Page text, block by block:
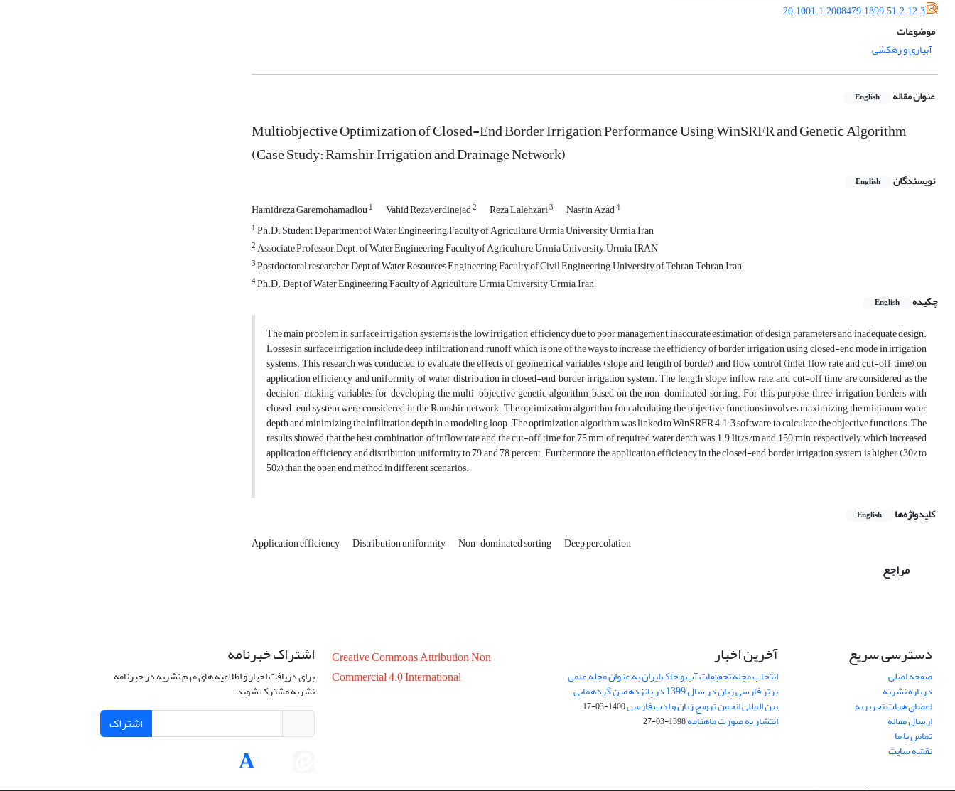
20.1001.1.2008479.1399.51.2.12.3
موضوعات
آبیاری و زهکشی
عنوان مقاله English
Multiobjective Optimization of Closed-End Border Irrigation Performance Using WinSRFR and Genetic Algorithm
(Case Study: Ramshir Irrigation and Drainage Network)
نویسندگان English
Hamidreza Garemohamadlou1 Vahid Rezaverdinejad2 Reza Lalehzari3 Nasrin Azad4
1Ph.D. Student, Department of Water Engineering, Faculty of Agriculture, Urmia University, Urmia, Iran
2Associate Professor, Dept. of Water Engineering, Faculty of Agriculture, Urmia University, Urmia, IRAN
3Postdoctoral researcher, Dept of Water Resources Engineering, Faculty of Civil Engineering, University of Tehran, Tehran, Iran.
4Ph.D., Dept of Water Engineering, Faculty of Agriculture, Urmia University, Urmia, Iran
چکیده
English
The main problem in surface irrigation systems is the low irrigation efficiency due to poor management, inaccurate estimation of design parameters and inadequate design.
Losses in surface irrigation include deep infiltration and runoff, which is one of the ways to increase the efficiency of border irrigation, using closed-end mode in irrigation
systems. This research was conducted to evaluate the effects of geometrical variables (slope and length of border) and flow control (inlet flow rate and cut-off time) on
application efficiency and uniformity of water distribution in closed-end border irrigation system. The length, slope, inflow rate, and cut-off time are considered as the
decision-making variables for developing the multi-objective genetic algorithm based on the non-dominated sorting. For this purpose, three irrigation borders with
closed-end system were considered in the Ramshir network. The optimization algorithm for calculating the objective functions involves maximizing the minimum water
depth and minimizing the infiltration depth in a modeling loop. The optimization algorithm was linked to WinSRFR 4.1.3 software to calculate the objective functions. The
results showed that the best combination of inflow rate and the cut-off time for 75 mm of required water depth was 1.9 lit/s/m and 150 min, respectively, which increased
application efficiency and distribution uniformity to 79 and 78 percent. Furthermore, the application efficiency in the closed-end border irrigation system is higher (30% to
50%) than the open end method in different scenarios.
کلیدواژه‌ها English
Application efficiency Distribution uniformity Non-dominated sorting Deep percolation
مراجع
دسترسی سریع
صفحه اصلی
درباره نشریه
اعضای هیات تحریریه
ارسال مقاله
تماس با ما
نقشه سایت
آخرین اخبار
انتخاب مجله تحقیقات آب و خاک ایران به عنوان مجله علمی
برتر فارسی زبان در سال 1399 در پانزدهمین گردهمایی
بین المللی انجمن ترویج زبان و ادب فارسی1400-03-17
انتشار به صورت ماهنامه1398-03-27
Creative Commons Attribution Non
Commercial 4.0 International
اشتراک خبرنامه
برای دریافت اخبار و اطلاعیه های مهم نشریه در خبرنامه
نشریه مشترک شوید.
اشتراک